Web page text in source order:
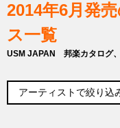
2014年6月発
ス一覧
USM JAPAN 邦楽カタログ